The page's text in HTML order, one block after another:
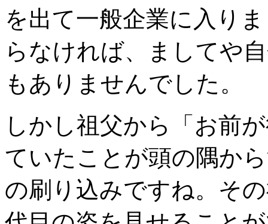
を出て一般企業に入り
らなければ、ましてや
もありませんでした。
しかし祖父から「お前
ていたことが頭の隅か
の刷り込みですね。そ